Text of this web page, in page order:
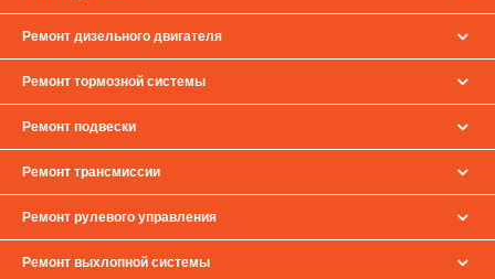
Ремонт дизельного двигателя
Ремонт тормозной системы
Ремонт подвески
Ремонт трансмиссии
Ремонт рулевого управления
Ремонт выхлопной системы